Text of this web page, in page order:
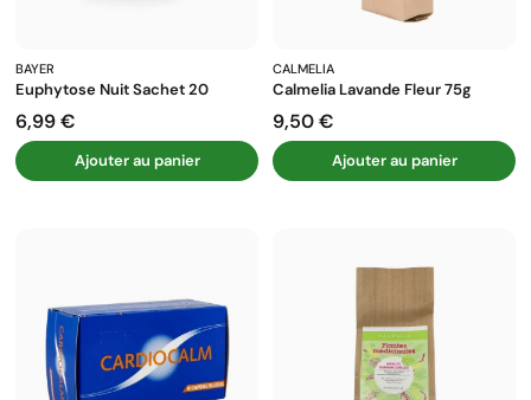
BAYER
Euphytose Nuit Sachet 20
Prix
6,99 €
Ajouter au panier
CALMELIA
Calmelia Lavande Fleur 75g
Prix
9,50 €
Ajouter au panier